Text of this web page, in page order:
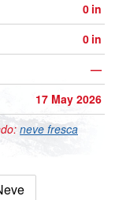
0 in
0 in
—
17 May 2026
neve fresca